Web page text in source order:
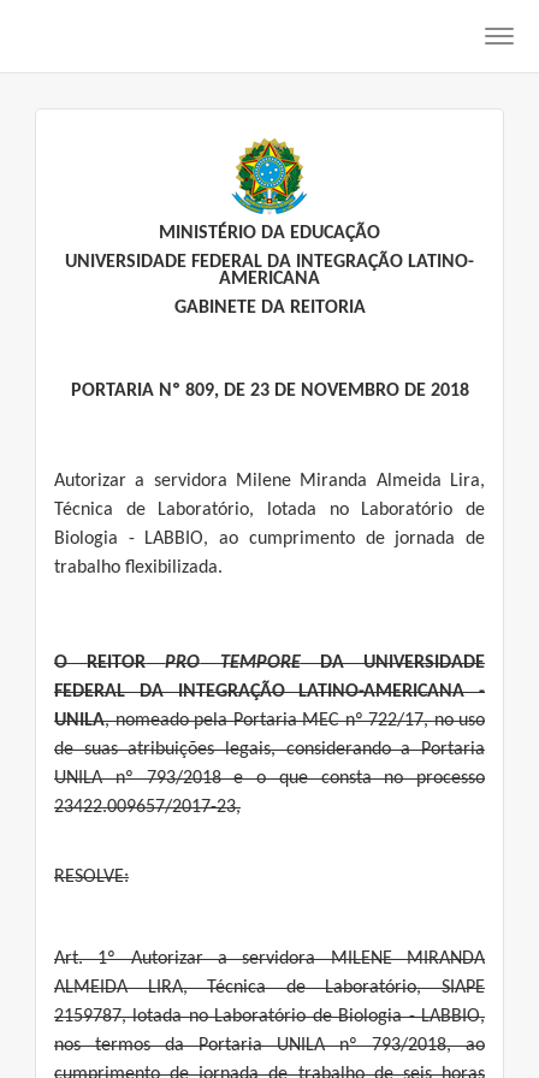
MINISTÉRIO DA EDUCAÇÃO
UNIVERSIDADE FEDERAL DA INTEGRAÇÃO LATINO-
AMERICANA
GABINETE DA REITORIA
PORTARIA Nº 809, DE 23 DE NOVEMBRO DE 2018
Autorizar a servidora Milene Miranda Almeida Lira,
Técnica de Laboratório, lotada no Laboratório de
Biologia - LABBIO, ao cumprimento de jornada de
trabalho flexibilizada.
O REITOR PROTEMPOREDA UNIVERSIDADE
FEDERAL DA INTEGRAÇÃO LATINO-AMERICANA -
UNILA, nomeado pela Portaria MEC nº 722/17, no uso
de suas atribuições legais, considerando a Portaria
UNILA nº 793/2018 e o que consta no processo
23422.009657/2017-23,
RESOLVE:
Art. 1º Autorizar a servidora MILENE MIRANDA
ALMEIDA LIRA, Técnica de Laboratório, SIAPE
2159787, lotada no Laboratório de Biologia - LABBIO,
nos termos da Portaria UNILA nº 793/2018, ao